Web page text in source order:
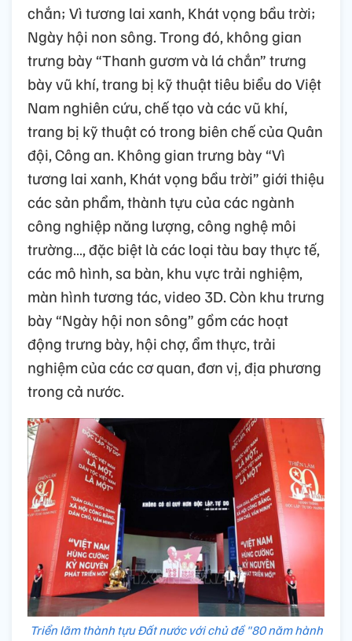
chắn; Vì tương lai xanh, Khát vọng bầu trời;
Ngày hội non sông. Trong đó, không gian
trưng bày “Thanh gươm và lá chắn” trưng
bày vũ khí, trang bị kỹ thuật tiêu biểu do Việt
Nam nghiên cứu, chế tạo và các vũ khí,
trang bị kỹ thuật có trong biên chế của Quân
đội, Công an. Không gian trưng bày “Vì
tương lai xanh, Khát vọng bầu trời” giới thiệu
các sản phẩm, thành tựu của các ngành
công nghiệp năng lượng, công nghệ môi
trường…, đặc biệt là các loại tàu bay thực tế,
các mô hình, sa bàn, khu vực trải nghiệm,
màn hình tương tác, video 3D. Còn khu trưng
bày “Ngày hội non sông” gồm các hoạt
động trưng bày, hội chợ, ẩm thực, trải
nghiệm của các cơ quan, đơn vị, địa phương
trong cả nước.
Triển lãm thành tựu Đất nước với chủ đề "80 năm hành